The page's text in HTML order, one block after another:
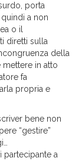
porta
a non
o il
diretti sulla
della
in atto
fa
propria e
bene non
“gestire”
partecipante a